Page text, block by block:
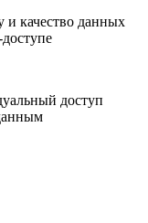
и качество данных
доступ